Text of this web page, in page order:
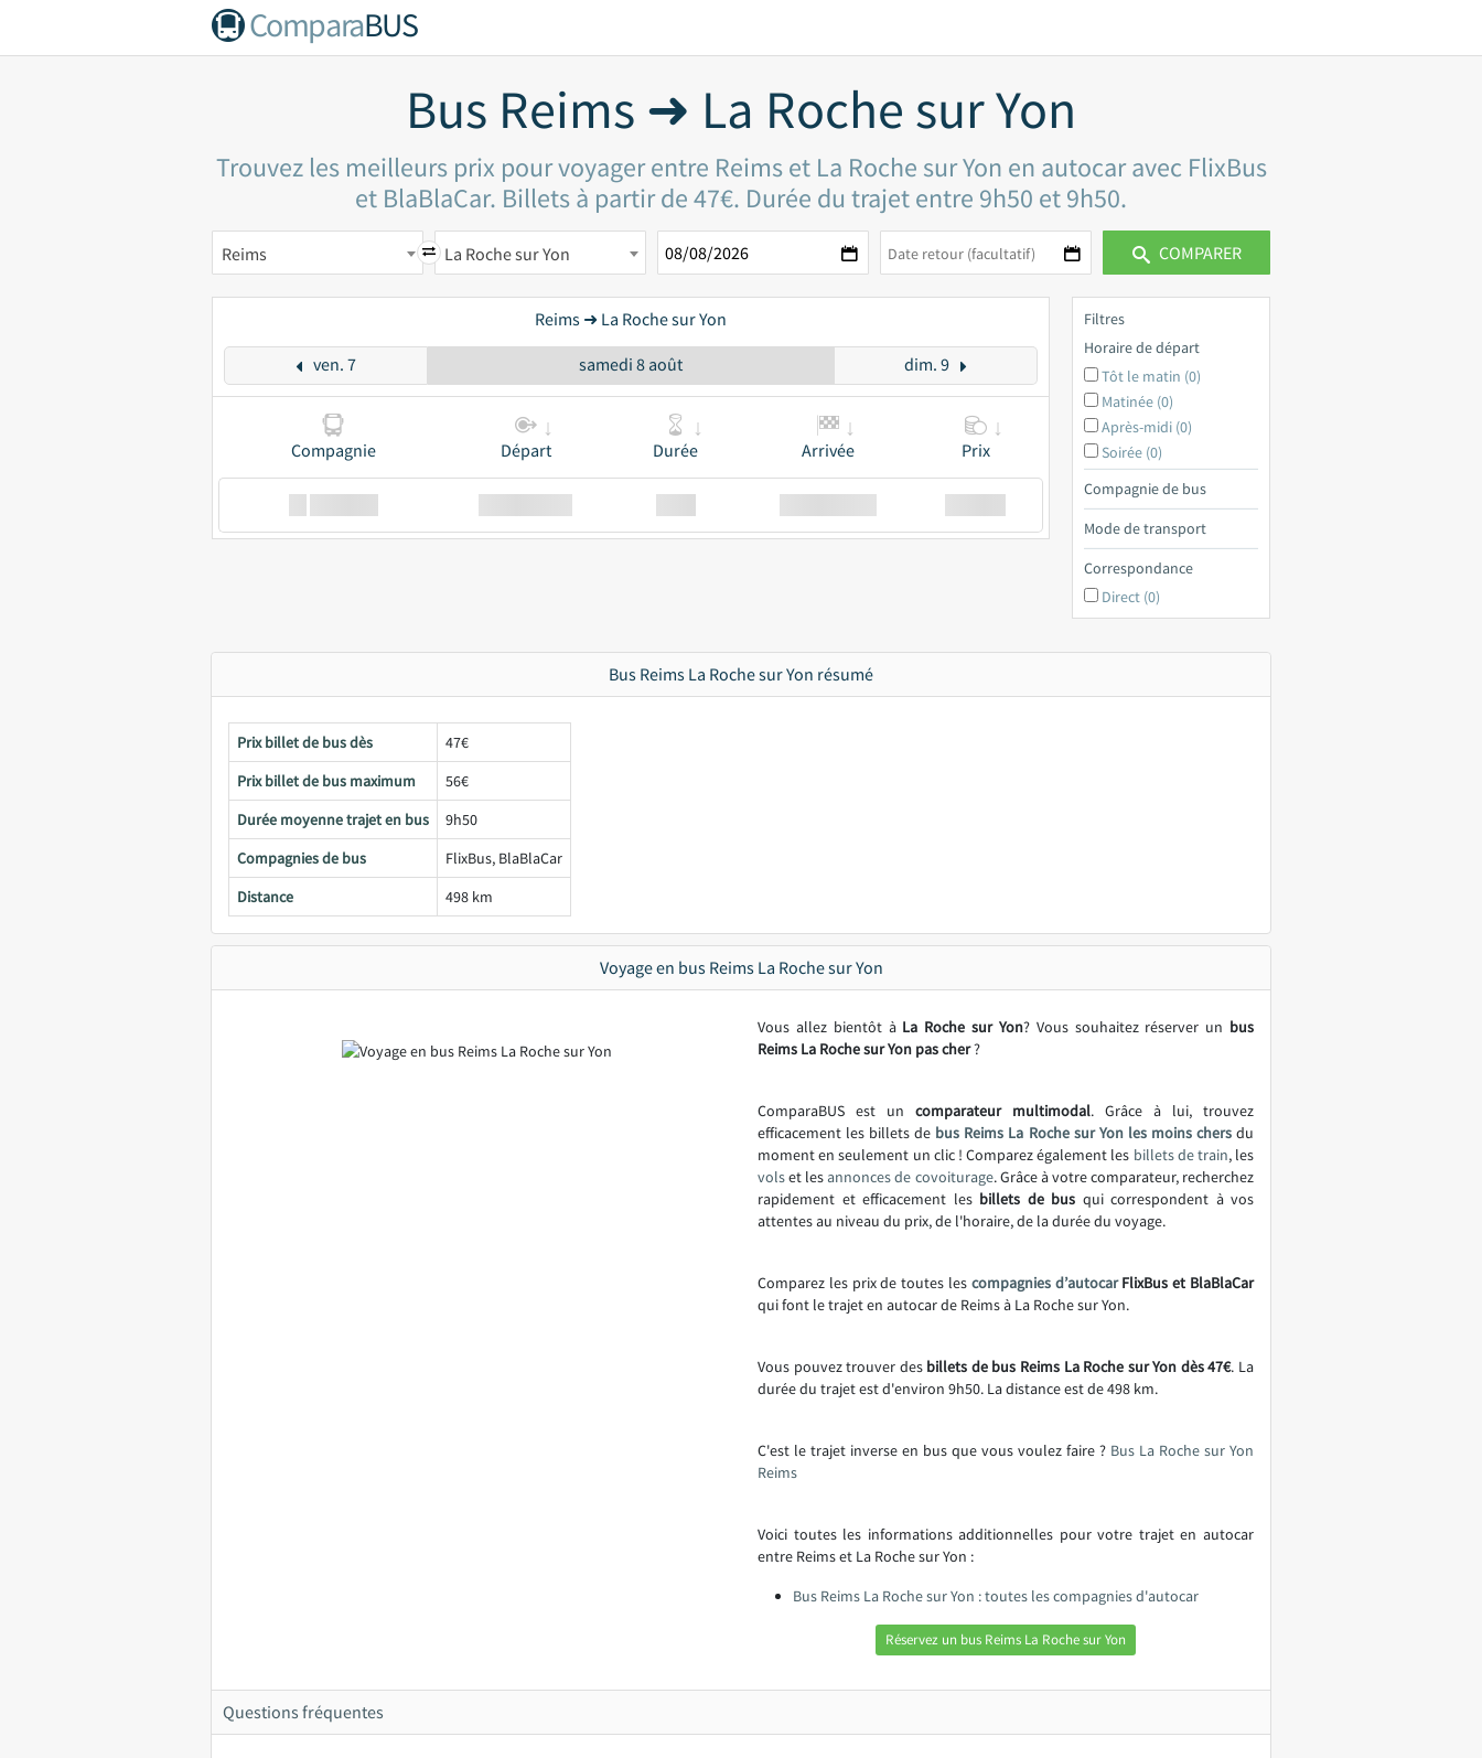
ComparaBUS
Bus Reims ➜ La Roche sur Yon
Trouvez les meilleurs prix pour voyager entre Reims et La Roche sur Yon en autocar avec FlixBus
et BlaBlaCar. Billets à partir de 47€. Durée du trajet entre 9h50 et 9h50.
Reims La Roche sur Yon COMPARER
Reims ➜ La Roche sur Yon
ven. 7 samedi 8 août dim. 9
Compagnie Départ Durée Arrivée Prix
Filtres
Horaire de départ
Tôt le matin (0)
Matinée (0)
Après-midi (0)
Soirée (0)
Compagnie de bus
Mode de transport
Correspondance
Direct (0)
Bus Reims La Roche sur Yon résumé
Prix billet de bus dès
47€
Prix billet de bus maximum
56€
Durée moyenne trajet en bus
9h50
Compagnies de bus
FlixBus, BlaBlaCar
Distance
498 km
Voyage en bus Reims La Roche sur Yon
Vous allez bientôt à La Roche sur Yon? Vous souhaitez réserver un bus
Reims La Roche sur Yon pas cher?
ComparaBUS est un comparateur multimodal. Grâce à lui, trouvez
efficacement les billets de bus Reims La Roche sur Yon les moins chersdu
moment en seulement un clic ! Comparez également les billets de train, les
volset lesannonces de covoiturage. Grâce à votre comparateur, recherchez
rapidement et efficacement les billets de bus qui correspondent à vos
attentes au niveau du prix, de l'horaire, de la durée du voyage.
Comparez les prix de toutes les compagnies d’autocarFlixBus et BlaBlaCar
qui font le trajet en autocar de Reims à La Roche sur Yon.
Vous pouvez trouver des billets de bus Reims La Roche sur Yon dès 47€. La
durée du trajet est d'environ 9h50. La distance est de 498 km.
C'est le trajet inverse en bus que vous voulez faire ? Bus La Roche sur Yon
Reims
Voici toutes les informations additionnelles pour votre trajet en autocar
entre Reims et La Roche sur Yon :
Bus Reims La Roche sur Yon : toutes les compagnies d'autocar
Réservez un bus Reims La Roche sur Yon
Questions fréquentes